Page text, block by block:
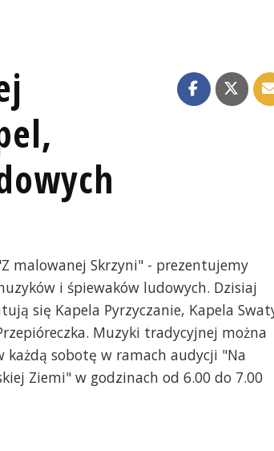
malowanej Skrzyni" - prezentujemy
i śpiewaków ludowych. Dzisiaj
się Kapela Pyrzyczanie, Kapela
Muzyki tradycyjnej można
każdą sobotę w ramach audycji "Na
Ziemi" w godzinach od 6.00 do 7.00